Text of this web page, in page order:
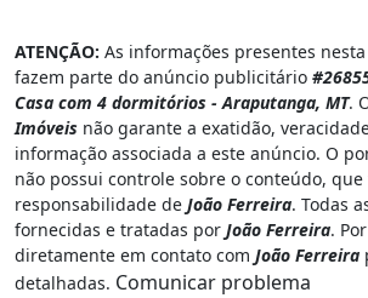
ATENÇÃO: As informações presentes
fazem parte do anúncio publicitário
Casa com 4 dormitórios - Araputanga, MT.
Imóveis não garante a exatidão,
informação associada a este anúncio. O
não possui controle sobre o conteúdo,
responsabilidade de João Ferreira. Todas
fornecidas e tratadas por João Ferreira.
diretamente em contato com João Ferreira
detalhadas. Comunicar problema